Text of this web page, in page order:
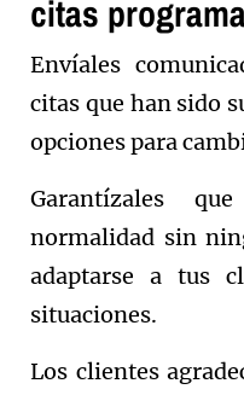
citas
Envíales
citas que han sido
opciones para
Garantízales
normalidad sin
adaptarse a tus
situaciones.
Los clientes